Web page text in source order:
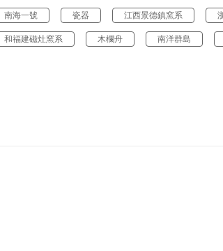
南海一號 瓷器 江西景德鎮窯系
和福建磁灶窯系 木欄舟 南洋群島